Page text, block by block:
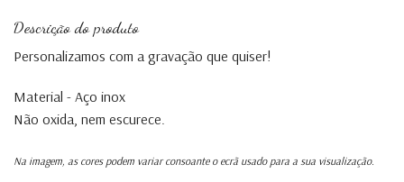
Descrição do produto
Personalizamos com a gravação que quiser!
Material - Aço inox
Não oxida, nem escurece.
Na imagem, as cores podem variar consoante o ecrã usado para a sua visualização.